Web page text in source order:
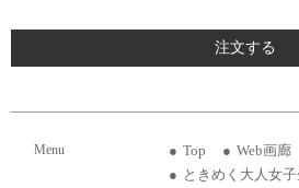
注文する
Menu Top Web画廊
ときめく大人女